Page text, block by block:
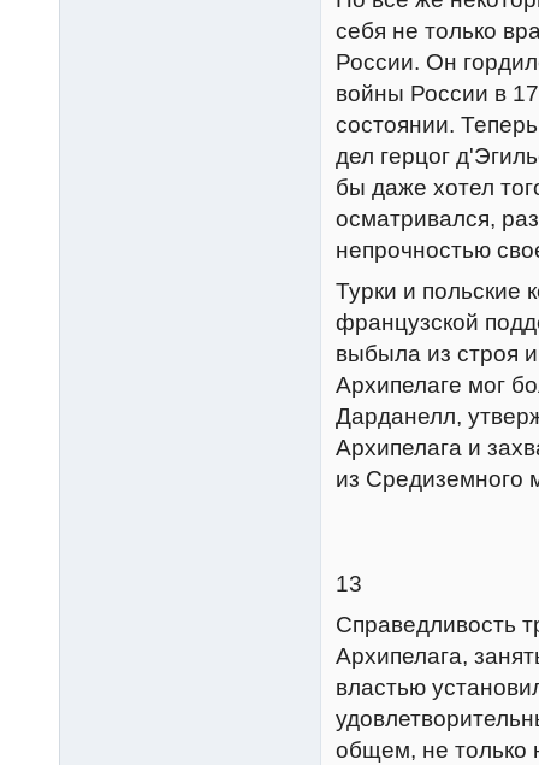
себя не только
России. Он
войны России в
состоянии.
дел герцог
бы даже хотел
осматривался,
непрочностью
Турки и польские
французской
выбыла из строя
Архипелаге мог
Дарданелл,
Архипелага и
из Средиземного
13
Справедливость
Архипелага,
властью
общем, не только